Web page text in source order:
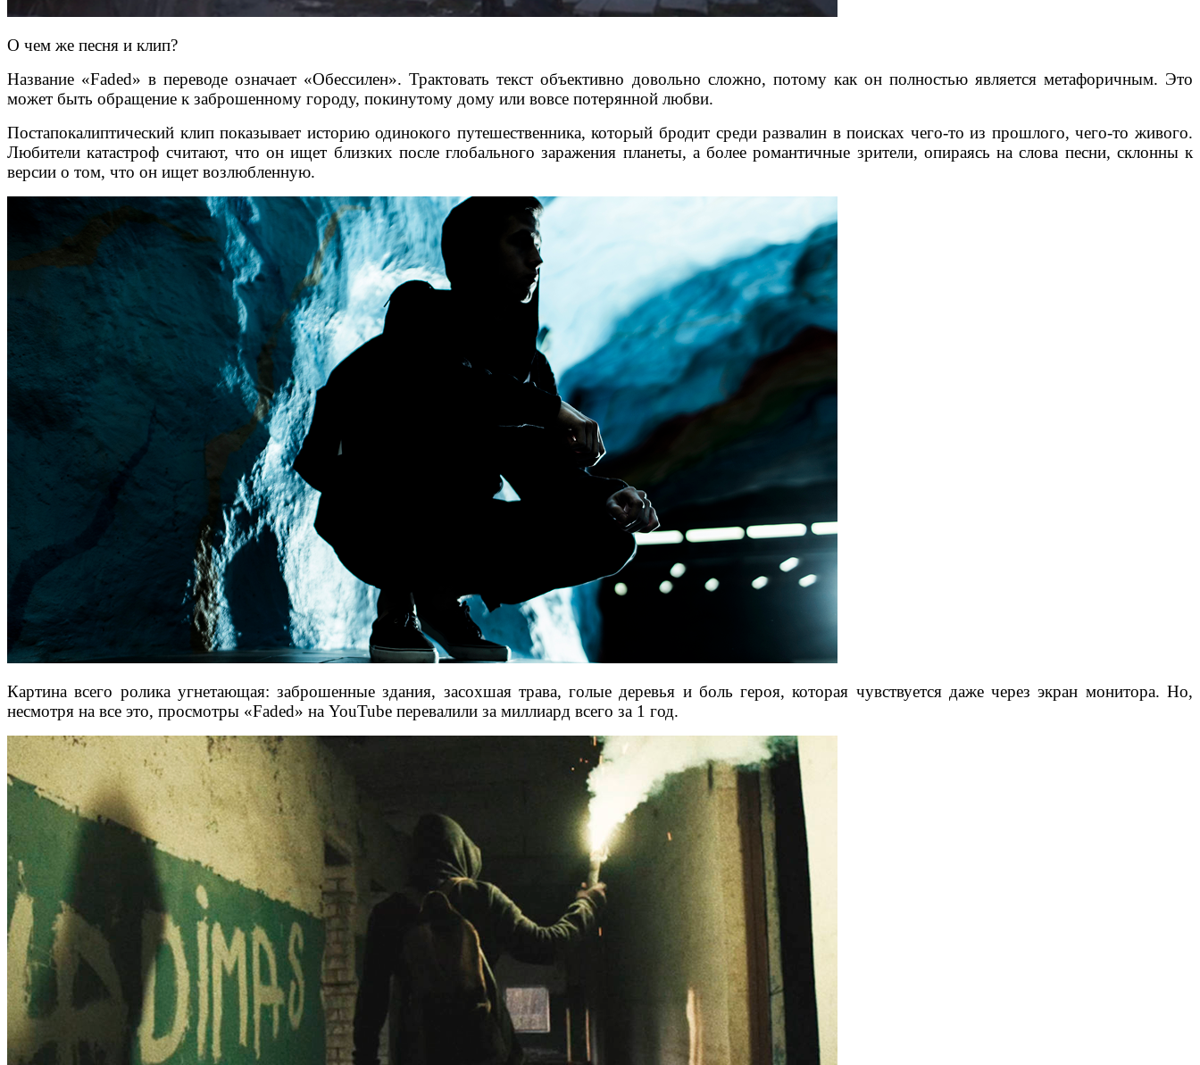
О чем же песня и клип?
Название «Faded» в переводе означает «Обессилен». Трактовать текст объективно довольно сложно, потому как он полностью является метафоричным. Это
может быть обращение к заброшенному городу, покинутому дому или вовсе потерянной любви.
Постапокалиптический клип показывает историю одинокого путешественника, который бродит среди развалин в поисках чего-то из прошлого, чего-то живого.
Любители катастроф считают, что он ищет близких после глобального заражения планеты, а более романтичные зрители, опираясь на слова песни, склонны к
версии о том, что он ищет возлюбленную.
Картина всего ролика угнетающая: заброшенные здания, засохшая трава, голые деревья и боль героя, которая чувствуется даже через экран монитора. Но,
несмотря на все это, просмотры «Faded» на YouTube перевалили за миллиард всего за 1 год.